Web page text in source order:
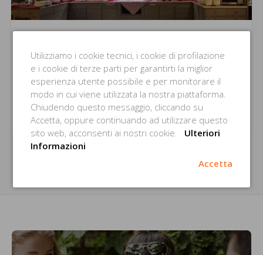
La tradizionale gestione della famiglia Manzi, garanzia di
genuinità e professionalità
Via Quarenghi,30/b
Bergamo
Utilizziamo i cookie tecnici, i cookie di profilazione
e i cookie di terze parti per garantirti la miglior
esperienza utente possibile e per monitorare il
modo in cui viene utilizzata la nostra piattaforma.
Chiudendo questo messaggio, cliccando su
Accetta, oppure continuando ad utilizzare questo
sito web, acconsenti ai nostri cookie.
Ulteriori
Informazioni
Accetta